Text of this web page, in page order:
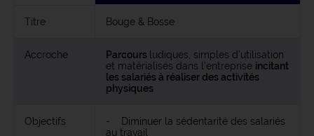
Titre Bouge & Bosse
Accroche Parcours ludiques, simples d'utilisation
et matérialisés dans l'entreprise incitant
les salariés à réaliser des activités
physiques
Objectifs
- Diminuer la sédentarité des salariés
au travail